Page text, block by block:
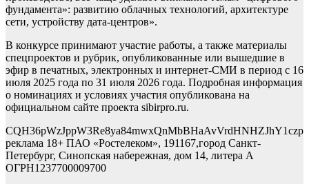
фундамента»: развитию облачных технологий, архитектуре
сети, устройству дата-центров».
В конкурсе принимают участие работы, а также материалы
спецпроектов и рубрик, опубликованные или вышедшие в
эфир в печатных, электронных и интернет-СМИ в период с 16
июля 2025 года по 31 июля 2026 года. Подробная информация
о номинациях и условиях участия опубликована на
официальном сайте проекта sibirpro.ru.
CQH36pWzJppW3Re8ya84mwxQnMbBHaAvVrdHNHZJhY1czp
реклама 18+ ПАО «Ростелеком», 191167,город Санкт-
Петербург, Синопская набережная, дом 14, литера А
ОГРН1237700009700